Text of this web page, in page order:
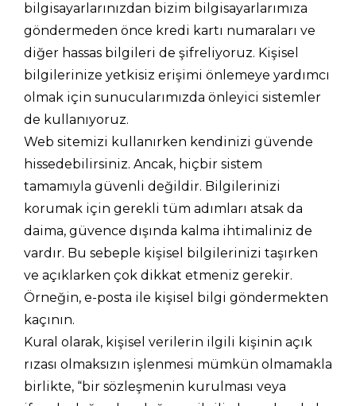
bilgisayarlarınızdan bizim bilgisayarlarımıza
göndermeden önce kredi kartı numaraları ve
diğer hassas bilgileri de şifreliyoruz. Kişisel
bilgilerinize yetkisiz erişimi önlemeye yardımcı
olmak için sunucularımızda önleyici sistemler
de kullanıyoruz.
Web sitemizi kullanırken kendinizi güvende
hissedebilirsiniz. Ancak, hiçbir sistem
tamamıyla güvenli değildir. Bilgilerinizi
korumak için gerekli tüm adımları atsak da
daima, güvence dışında kalma ihtimaliniz de
vardır. Bu sebeple kişisel bilgilerinizi taşırken
ve açıklarken çok dikkat etmeniz gerekir.
Örneğin, e-posta ile kişisel bilgi göndermekten
kaçının.
Kural olarak, kişisel verilerin ilgili kişinin açık
rızası olmaksızın işlenmesi mümkün olmamakla
birlikte, “bir sözleşmenin kurulması veya